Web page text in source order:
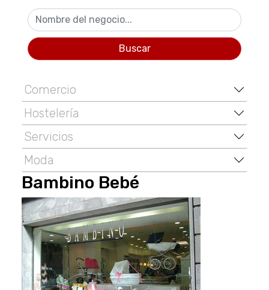
Buscar
Comercio
Hostelería
Servicios
Moda
Bambino Bebé